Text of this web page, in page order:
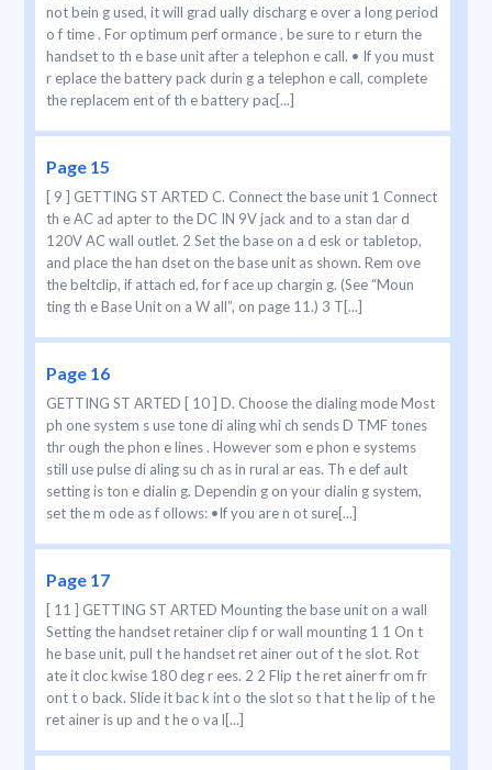
not bein g used, it will grad ually discharg e over a long period
o f time . For optimum perf ormance , be sure to r eturn the
handset to th e base unit after a telephon e call. • If you must
r eplace the battery pack durin g a telephon e call, complete
the replacem ent of th e battery pac[...]
Page 15
[ 9 ] GETTING ST ARTED C. Connect the base unit 1 Connect
th e AC ad apter to the DC IN 9V jack and to a stan dar d
120V AC wall outlet. 2 Set the base on a d esk or tabletop,
and place the han dset on the base unit as shown. Rem ove
the beltclip, if attach ed, for f ace up chargin g. (See “Moun
ting th e Base Unit on a W all”, on page 11.) 3 T[...]
Page 16
GETTING ST ARTED [ 10 ] D. Choose the dialing mode Most
ph one system s use tone di aling whi ch sends D TMF tones
thr ough the phon e lines . However som e phon e systems
still use pulse di aling su ch as in rural ar eas. Th e def ault
setting is ton e dialin g. Dependin g on your dialin g system,
set the m ode as f ollows: •If you are n ot sure[...]
Page 17
[ 11 ] GETTING ST ARTED Mounting the base unit on a wall
Setting the handset retainer clip f or wall mounting 1 1 On t
he base unit, pull t he handset ret ainer out of t he slot. Rot
ate it cloc kwise 180 deg r ees. 2 2 Flip t he ret ainer fr om fr
ont t o back. Slide it bac k int o the slot so t hat t he lip of t he
ret ainer is up and t he o va l[...]